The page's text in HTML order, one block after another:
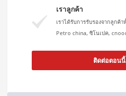
เราลูกค้า
เราได้รับการรับรองจากลูกค้
Petro china, ซิโนเปค,
ติดต่อตอนนี้